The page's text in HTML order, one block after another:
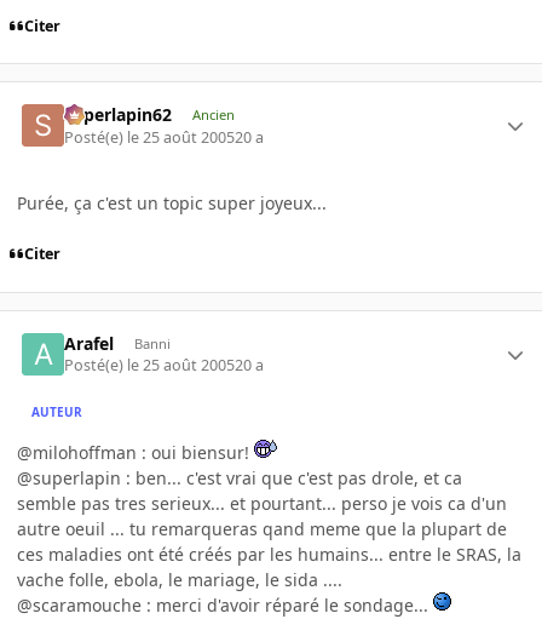
Citer
superlapin62 Ancien
Posté(e) le 25 août 200520 a
Purée, ça c'est un topic super joyeux...
Citer
Arafel Banni
Posté(e) le 25 août 200520 a
AUTEUR
@milohoffman : oui biensur!
@superlapin : ben... c'est vrai que c'est pas drole, et ca
semble pas tres serieux... et pourtant... perso je vois ca d'un
autre oeuil ... tu remarqueras qand meme que la plupart de
ces maladies ont été créés par les humains... entre le SRAS, la
vache folle, ebola, le mariage, le sida ....
@scaramouche : merci d'avoir réparé le sondage...